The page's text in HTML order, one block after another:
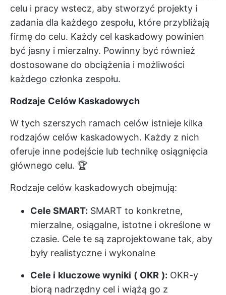
celu i pracy wstecz, aby stworzyć projekty i
zadania dla każdego zespołu, które przybliżają
firmę do celu. Każdy cel kaskadowy powinien
być jasny i mierzalny. Powinny być również
dostosowane do obciążenia i możliwości
każdego członka zespołu.
Rodzaje Celów Kaskadowych
W tych szerszych ramach celów istnieje kilka
rodzajów celów kaskadowych. Każdy z nich
oferuje inne podejście lub technikę osiągnięcia
głównego celu. 🏆
Rodzaje celów kaskadowych obejmują:
Cele SMART: SMART to konkretne,
mierzalne, osiągalne, istotne i określone w
czasie. Cele te są zaprojektowane tak, aby
były realistyczne i wykonalne
Cele i kluczowe wyniki ( OKR ): OKR-y
biorą nadrzędny cel i wiążą go z